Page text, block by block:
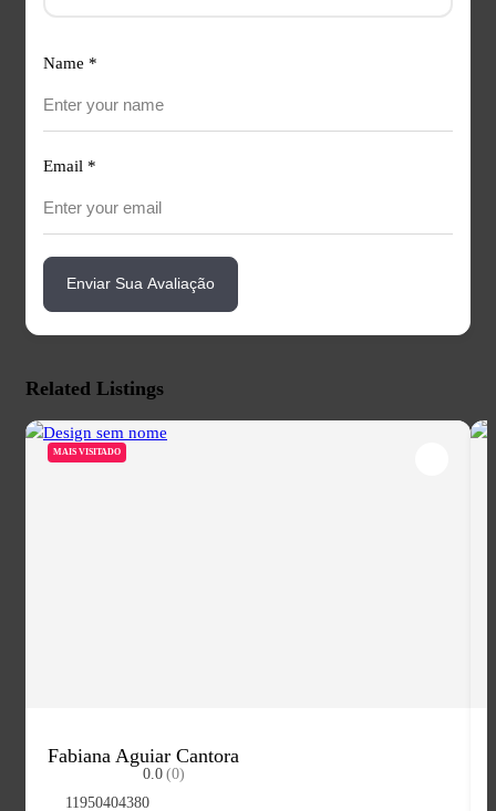
Name *
Email *
Enviar Sua Avaliação
Related Listings
MAIS VISITADO
Fabiana Aguiar Cantora
0.0 (0)
11950404380